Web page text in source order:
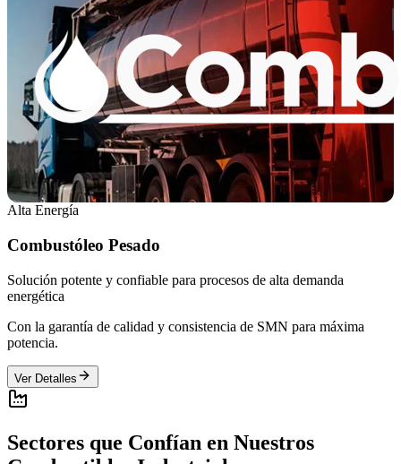
Alta Energía
Combustóleo Pesado
Solución potente y confiable para procesos de alta demanda
energética
Con la garantía de calidad y consistencia de SMN para máxima
potencia.
Ver Detalles
Sectores que Confían en Nuestros